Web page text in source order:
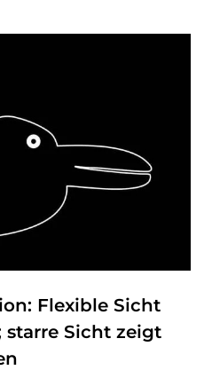
Flexible Sicht
Sicht zeigt